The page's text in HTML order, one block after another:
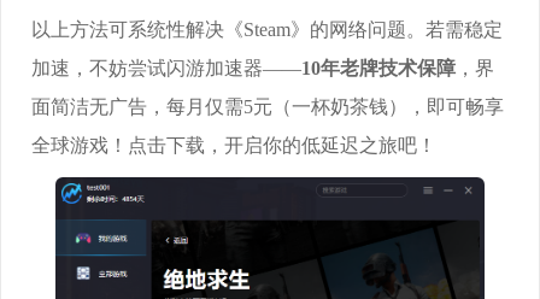
以上方法可系统性解决《Steam》的网络问题。若需稳定
加速，不妨尝试闪游加速器——10年老牌技术保障 ，界
面简洁无广告，每月仅需5元（一杯奶茶钱），即可畅享
全球游戏！点击下载，开启你的低延迟之旅吧！